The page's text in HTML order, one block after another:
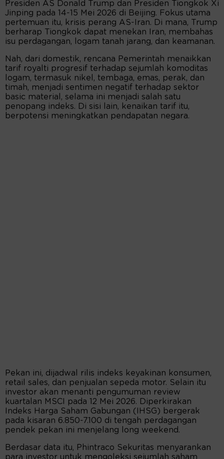
Presiden AS Donald Trump dan Presiden Tiongkok Xi
Jinping pada 14-15 Mei 2026 di Beijing. Fokus utama
pertemuan itu, krisis perang AS-Iran. Di mana, Trump
berharap Tiongkok dapat menekan Iran, membahas
isu perdagangan, logam tanah jarang, dan keamanan.
Nah, dari domestik, rencana Pemerintah menaikkan
tarif royalti progresif terhadap sejumlah komoditas
logam, termasuk nikel, tembaga, emas, perak, dan
timah, menjadi sentimen negatif terhadap sektor
basic material, selama ini menjadi salah satu
penopang indeks. Di sisi lain, kenaikan tarif itu,
berpotensi meningkatkan pendapatan negara.
Pekan ini, dijadwal rilis indeks keyakinan konsumen,
retail sales, dan penjualan sepeda motor. Selain itu
investor akan menanti pengumuman review
kuartalan MSCI pada 12 Mei 2026. Diperkirakan
Indeks Harga Saham Gabungan (IHSG) bergerak
pada kisaran 6.850-7.100 di tengah perdagangan
pendek pekan ini menjelang long weekend.
Berdasar data itu, Phintraco Sekuritas menyarankan
para investor untuk mengoleksi sejumlah saham